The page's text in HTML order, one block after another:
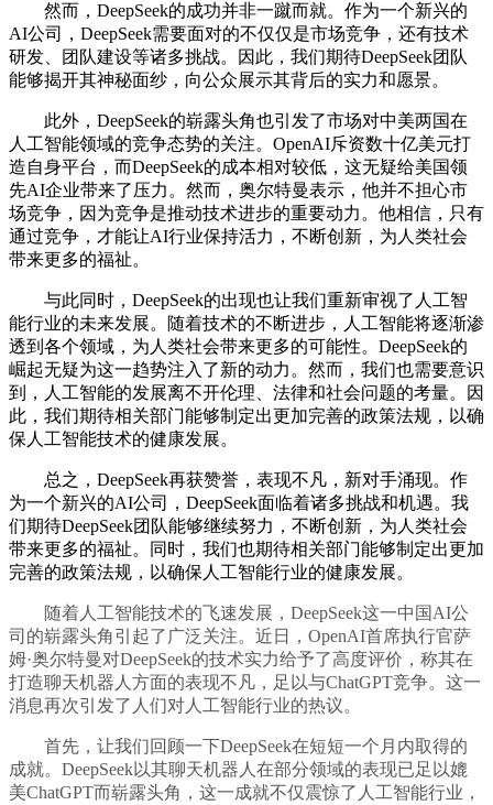
然而，DeepSeek的成功并非一蹴而就。作为一个新兴的
AI公司，DeepSeek需要面对的不仅仅是市场竞争，还有技术
研发、团队建设等诸多挑战。因此，我们期待DeepSeek团队
能够揭开其神秘面纱，向公众展示其背后的实力和愿景。
此外，DeepSeek的崭露头角也引发了市场对中美两国在
人工智能领域的竞争态势的关注。OpenAI斥资数十亿美元打
造自身平台，而DeepSeek的成本相对较低，这无疑给美国领
先AI企业带来了压力。然而，奥尔特曼表示，他并不担心市
场竞争，因为竞争是推动技术进步的重要动力。他相信，只有
通过竞争，才能让AI行业保持活力，不断创新，为人类社会
带来更多的福祉。
与此同时，DeepSeek的出现也让我们重新审视了人工智
能行业的未来发展。随着技术的不断进步，人工智能将逐渐渗
透到各个领域，为人类社会带来更多的可能性。DeepSeek的
崛起无疑为这一趋势注入了新的动力。然而，我们也需要意识
到，人工智能的发展离不开伦理、法律和社会问题的考量。因
此，我们期待相关部门能够制定出更加完善的政策法规，以确
保人工智能技术的健康发展。
总之，DeepSeek再获赞誉，表现不凡，新对手涌现。作
为一个新兴的AI公司，DeepSeek面临着诸多挑战和机遇。我
们期待DeepSeek团队能够继续努力，不断创新，为人类社会
带来更多的福祉。同时，我们也期待相关部门能够制定出更加
完善的政策法规，以确保人工智能行业的健康发展。
随着人工智能技术的飞速发展，DeepSeek这一中国AI公
司的崭露头角引起了广泛关注。近日，OpenAI首席执行官萨
姆·奥尔特曼对DeepSeek的技术实力给予了高度评价，称其在
打造聊天机器人方面的表现不凡，足以与ChatGPT竞争。这一
消息再次引发了人们对人工智能行业的热议。
首先，让我们回顾一下DeepSeek在短短一个月内取得的
成就。DeepSeek以其聊天机器人在部分领域的表现已足以媲
美ChatGPT而崭露头角，这一成就不仅震惊了人工智能行业，